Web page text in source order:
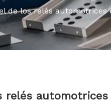
de los relés
relés